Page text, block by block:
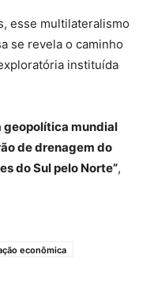
esse multilateralismo
se revela o caminho
instituída
geopolítica mundial
de drenagem do
do Sul pelo Norte”,
econômica